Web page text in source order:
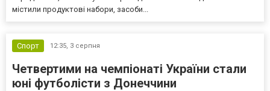
містили продуктові набори, засоби...
Спорт 12:35, 3 серпня
Четвертими на чемпіонаті України стали
юні футболісти з Донеччини